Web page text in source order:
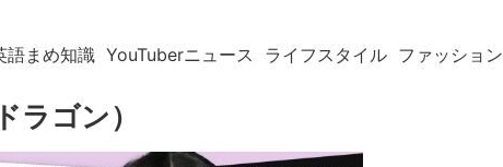
語まめ知識 YouTuberニュース ライフスタイル ファッション
ゴン）